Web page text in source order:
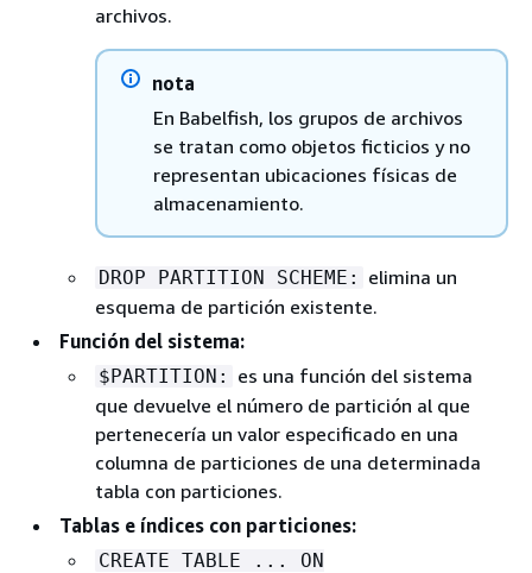
archivos.
nota
En Babelfish, los grupos de archivos
se tratan como objetos ficticios y no
representan ubicaciones físicas de
almacenamiento.
DROP PARTITION SCHEME:
elimina un
esquema de partición existente.
Función del sistema:
$PARTITION:
es una función del sistema
que devuelve el número de partición al que
pertenecería un valor especificado en una
columna de particiones de una determinada
tabla con particiones.
Tablas e índices con particiones:
CREATE TABLE ... ON